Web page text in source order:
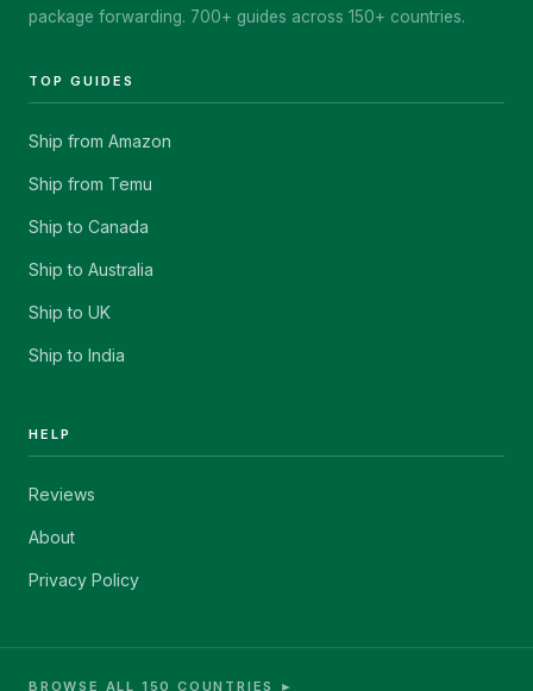
package forwarding. 700+ guides across 150+ countries.
TOP GUIDES
Ship from Amazon
Ship from Temu
Ship to Canada
Ship to Australia
Ship to UK
Ship to India
HELP
Reviews
About
Privacy Policy
BROWSE ALL 150 COUNTRIES ►